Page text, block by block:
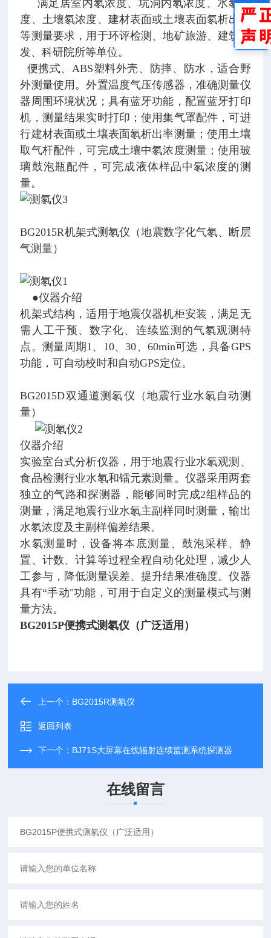
满足居室内氡浓度、坑洞内氡浓度、水氡浓
度、土壤氡浓度、建材表面或土壤表面氡析出率
等测量要求，用于环评检测、地矿旅游、建筑开
发、科研院所等单位。
便携式、ABS塑料外壳、防摔、防水，适合野
外测量使用。外置温度气压传感器，准确测量仪
器周围环境状况；具有蓝牙功能，配置蓝牙打印
机，测量结果实时打印；使用集气罩配件，可进
行建材表面或土壤表面氡析出率测量；使用土壤
取气杆配件，可完成土壤中氡浓度测量；使用玻
璃鼓泡瓶配件，可完成液体样品中氡浓度的测
量。
BG2015R机架式测氡仪（地震数字化气氡、断层
气测量）
●仪器介绍
机架式结构，适用于地震仪器机柜安装，满足无
需人工干预、数字化、连续监测的气氡观测特
点。测量周期1、10、30、60min可选，具备GPS
功能，可自动校时和自动GPS定位。
BG2015D双通道测氡仪（地震行业水氡自动测
量）
仪器介绍
实验室台式分析仪器，用于地震行业水氡观测、
食品检测行业水氡和镭元素测量。仪器采用两套
独立的气路和探测器，能够同时完成2组样品的
测量，满足地震行业水氡主副样同时测量，输出
水氡浓度及主副样偏差结果。
水氡测量时，设备将本底测量、鼓泡采样、静
置、计数、计算等过程全程自动化处理，减少人
工参与，降低测量误差、提升结果准确度。仪器
具有“手动"功能，可用于自定义的测量模式与测
量方法。
BG2015P便携式测氡仪（广泛适用）
上一个： BG2015R测氡仪
返回列表
下一个： BJ71S大屏幕在线辐射连续监测系统探测器
在线留言